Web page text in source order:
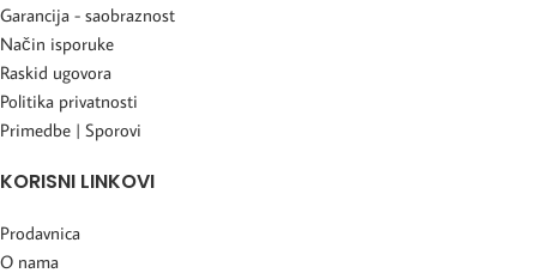
Garancija - saobraznost
Način isporuke
Raskid ugovora
Politika privatnosti
Primedbe | Sporovi
KORISNI LINKOVI
Prodavnica
O nama